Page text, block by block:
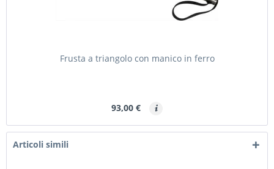
Frusta a triangolo con manico in ferro
93,00 €
Articoli simili